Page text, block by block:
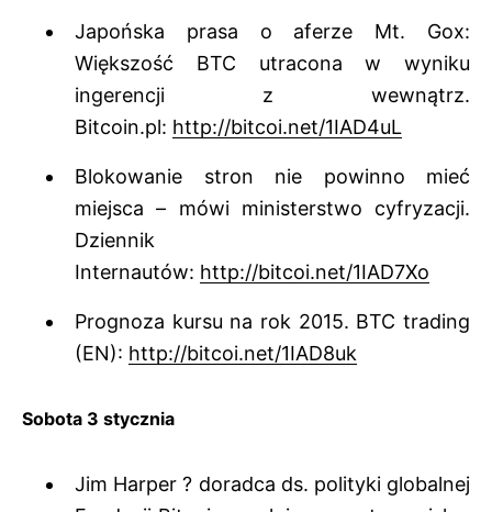
Japońska prasa o aferze Mt. Gox:
Większość BTC utracona w wyniku
ingerencji z wewnątrz.
Bitcoin.pl: http://bitcoi.net/1IAD4uL
Blokowanie stron nie powinno mieć
miejsca – mówi ministerstwo cyfryzacji.
Dziennik
Internautów: http://bitcoi.net/1IAD7Xo
Prognoza kursu na rok 2015. BTC trading
(EN): http://bitcoi.net/1IAD8uk
Sobota 3 stycznia
Jim Harper ? doradca ds. polityki globalnej